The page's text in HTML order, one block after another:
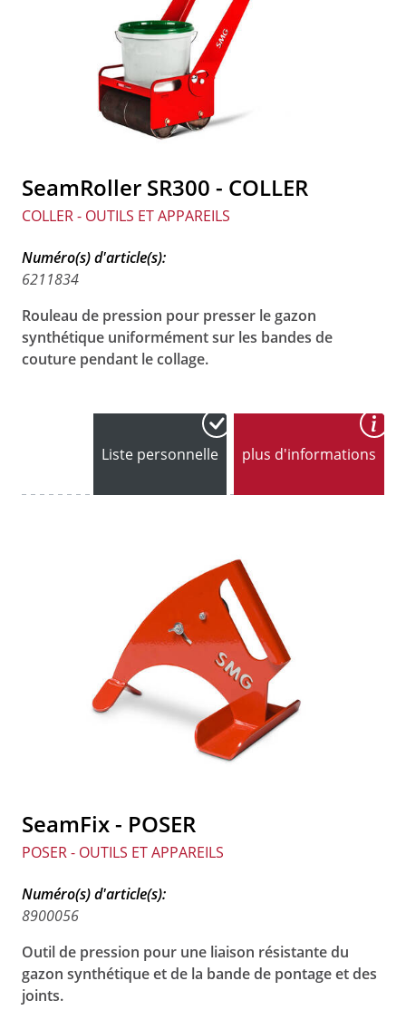
SeamRoller SR300 - COLLER
COLLER - OUTILS ET APPAREILS
Numéro(s) d'article(s):
6211834
Rouleau de pression pour presser le gazon
synthétique uniformément sur les bandes de
couture pendant le collage.
Liste personnelle plus d'informations
SeamFix - POSER
POSER - OUTILS ET APPAREILS
Numéro(s) d'article(s):
8900056
Outil de pression pour une liaison résistante du
gazon synthétique et de la bande de pontage et des
joints.